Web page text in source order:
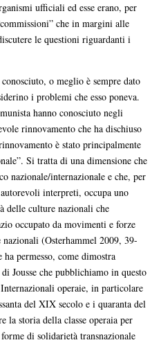
ufficiali ed esse erano, per
che in margini alle
le questioni riguardanti i
o meglio è sempre dato
i problemi che esso poneva.
hanno conosciuto negli
rinnovamento che ha dischiuso
è stato principalmente
Si tratta di una dimensione che
nazionale/internazionale e che, per
interpreti, occupa uno
delle culture nazionali che
occupato da movimenti e forze
(Osterhammel 2009, 39-
ha permesso, come dimostra
Jousse che pubblichiamo in questo
operaie, in particolare
del XIX secolo e i quaranta del
la storia della classe operaia per
di solidarietà transnazionale